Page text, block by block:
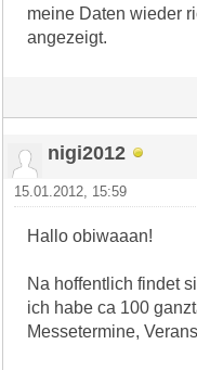
meine Daten wieder
angezeigt.
nigi2012
15.01.2012, 15:59
Hallo obiwaaan!
Na hoffentlich findet
ich habe ca 100
Messetermine,